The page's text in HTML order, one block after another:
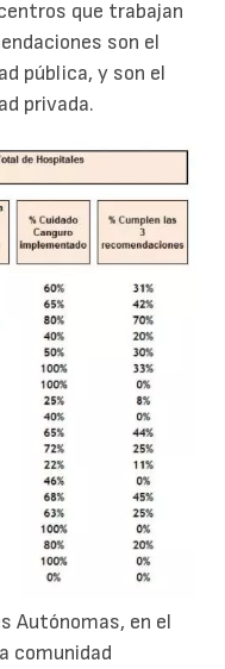
que trabajan
son el
pública, y son el
privada.
Autónomas, en el
comunidad